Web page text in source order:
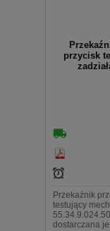
przycisk
Przekaźnik
testujący
dostarczana